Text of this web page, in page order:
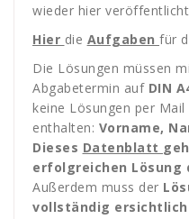
wieder hier
Hier die Aufgaben für
Die Lösungen müssen
Abgabetermin auf DIN
keine Lösungen per
enthalten: Vorname,
Dieses Datenblatt
erfolgreichen Lösung
Außerdem muss der
vollständig ersichtlich